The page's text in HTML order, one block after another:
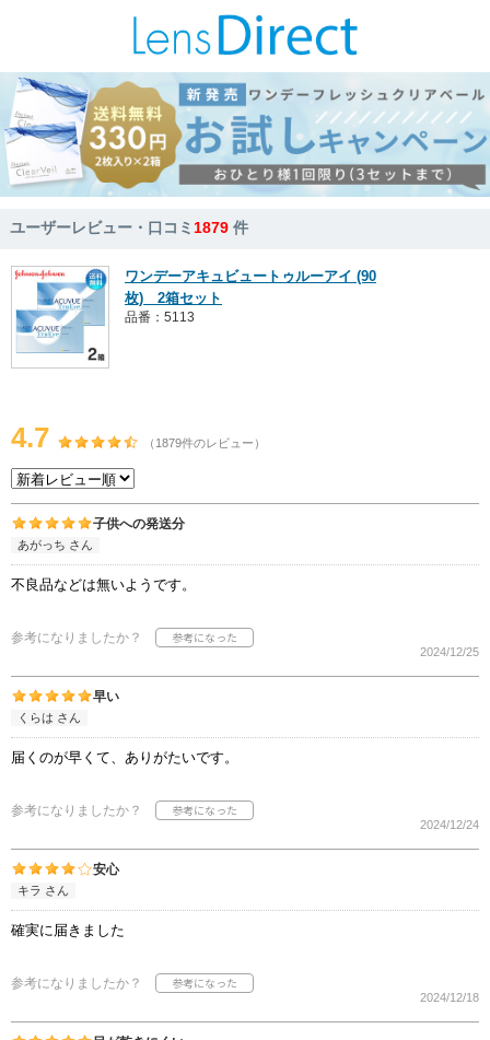
ユーザーレビュー・口コミ1879 件
ワンデーアキュビュートゥルーアイ (90
枚) 2箱セット
品番：5113
4.7 （1879件のレビュー）
子供への発送分
あがっち さん
不良品などは無いようです。
参考になりましたか？
2024/12/25
早い
くらは さん
届くのが早くて、ありがたいです。
参考になりましたか？
2024/12/24
安心
キラ さん
確実に届きました
参考になりましたか？
2024/12/18